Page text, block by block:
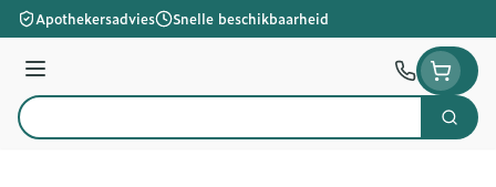
Ga naar de inhoud
Apothekersadvies Snelle beschikbaarheid
Menu
Product, merk, categorie...
Zoek